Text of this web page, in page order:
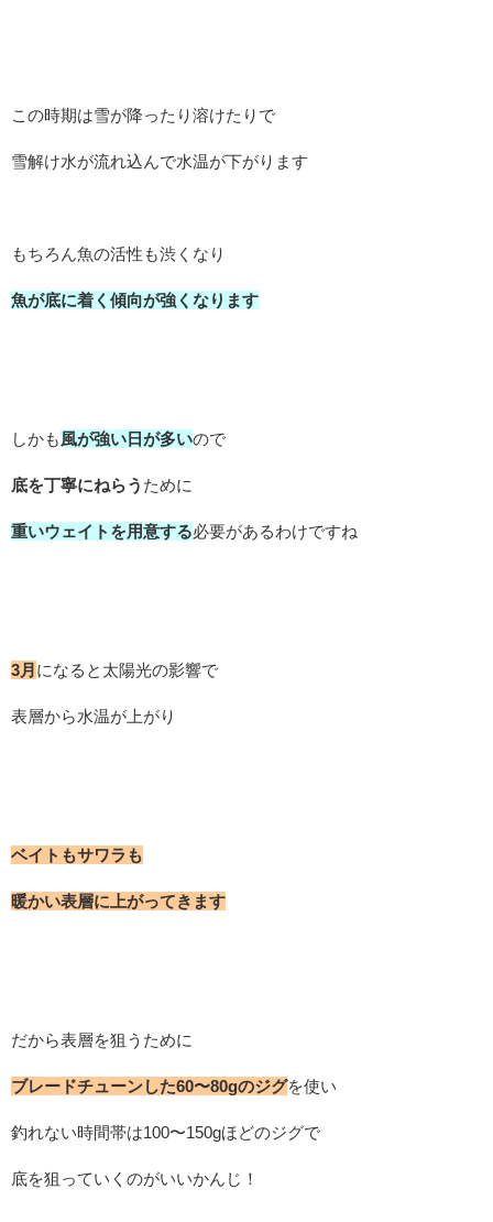
この時期は雪が降ったり溶けたりで
雪解け水が流れ込んで水温が下がります
もちろん魚の活性も渋くなり
魚が底に着く傾向が強くなります
しかも風が強い日が多いので
底を丁寧にねらう ために
重いウェイトを用意する必要があるわけですね
3月 になると太陽光の影響で
表層から水温が上がり
ベイトもサワラも
暖かい表層に上がってきます
だから表層を狙うために
ブレードチューンした60〜80gのジグを使い
釣れない時間帯は100〜150gほどのジグで
底を狙っていくのがいいかんじ！